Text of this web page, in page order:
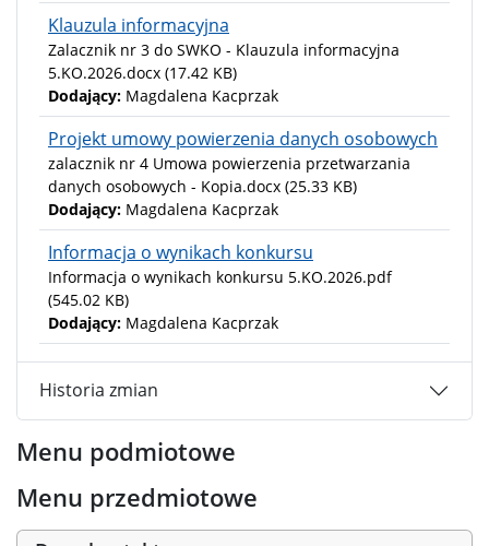
Menu podmiotowe
Menu przedmiotowe
Klauzula informacyjna
Zalacznik nr 3 do SWKO - Klauzula informacyjna
5.KO.2026.docx (17.42 KB)
Dodający: Magdalena Kacprzak
Projekt umowy powierzenia danych osobowych
zalacznik nr 4 Umowa powierzenia przetwarzania
danych osobowych - Kopia.docx (25.33 KB)
Dodający: Magdalena Kacprzak
Informacja o wynikach konkursu
Informacja o wynikach konkursu 5.KO.2026.pdf
(545.02 KB)
Dodający: Magdalena Kacprzak
Historia zmian